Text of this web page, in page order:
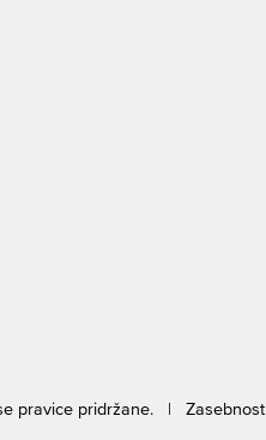
pravice pridržane. | Zasebnost